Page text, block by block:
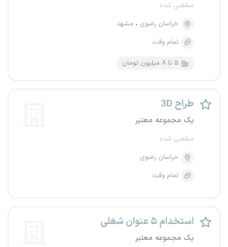
منقضی شده
خراسان رضوی
مشهد
تمام وقت
۵ تا ۸ میلیون تومان
طراح 3D
یک مجموعه معتبر
منقضی شده
خراسان رضوی
تمام وقت
استخدام ۵ عنوان شغلی
یک مجموعه معتبر